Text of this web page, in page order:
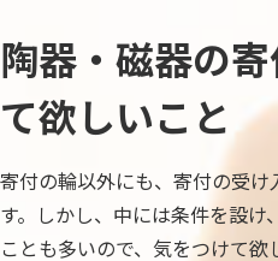
陶器・磁器の
て欲しいこと
寄付の輪以外にも、寄付の受
す。しかし、中には条件を設け
ことも多いので、気をつけて欲